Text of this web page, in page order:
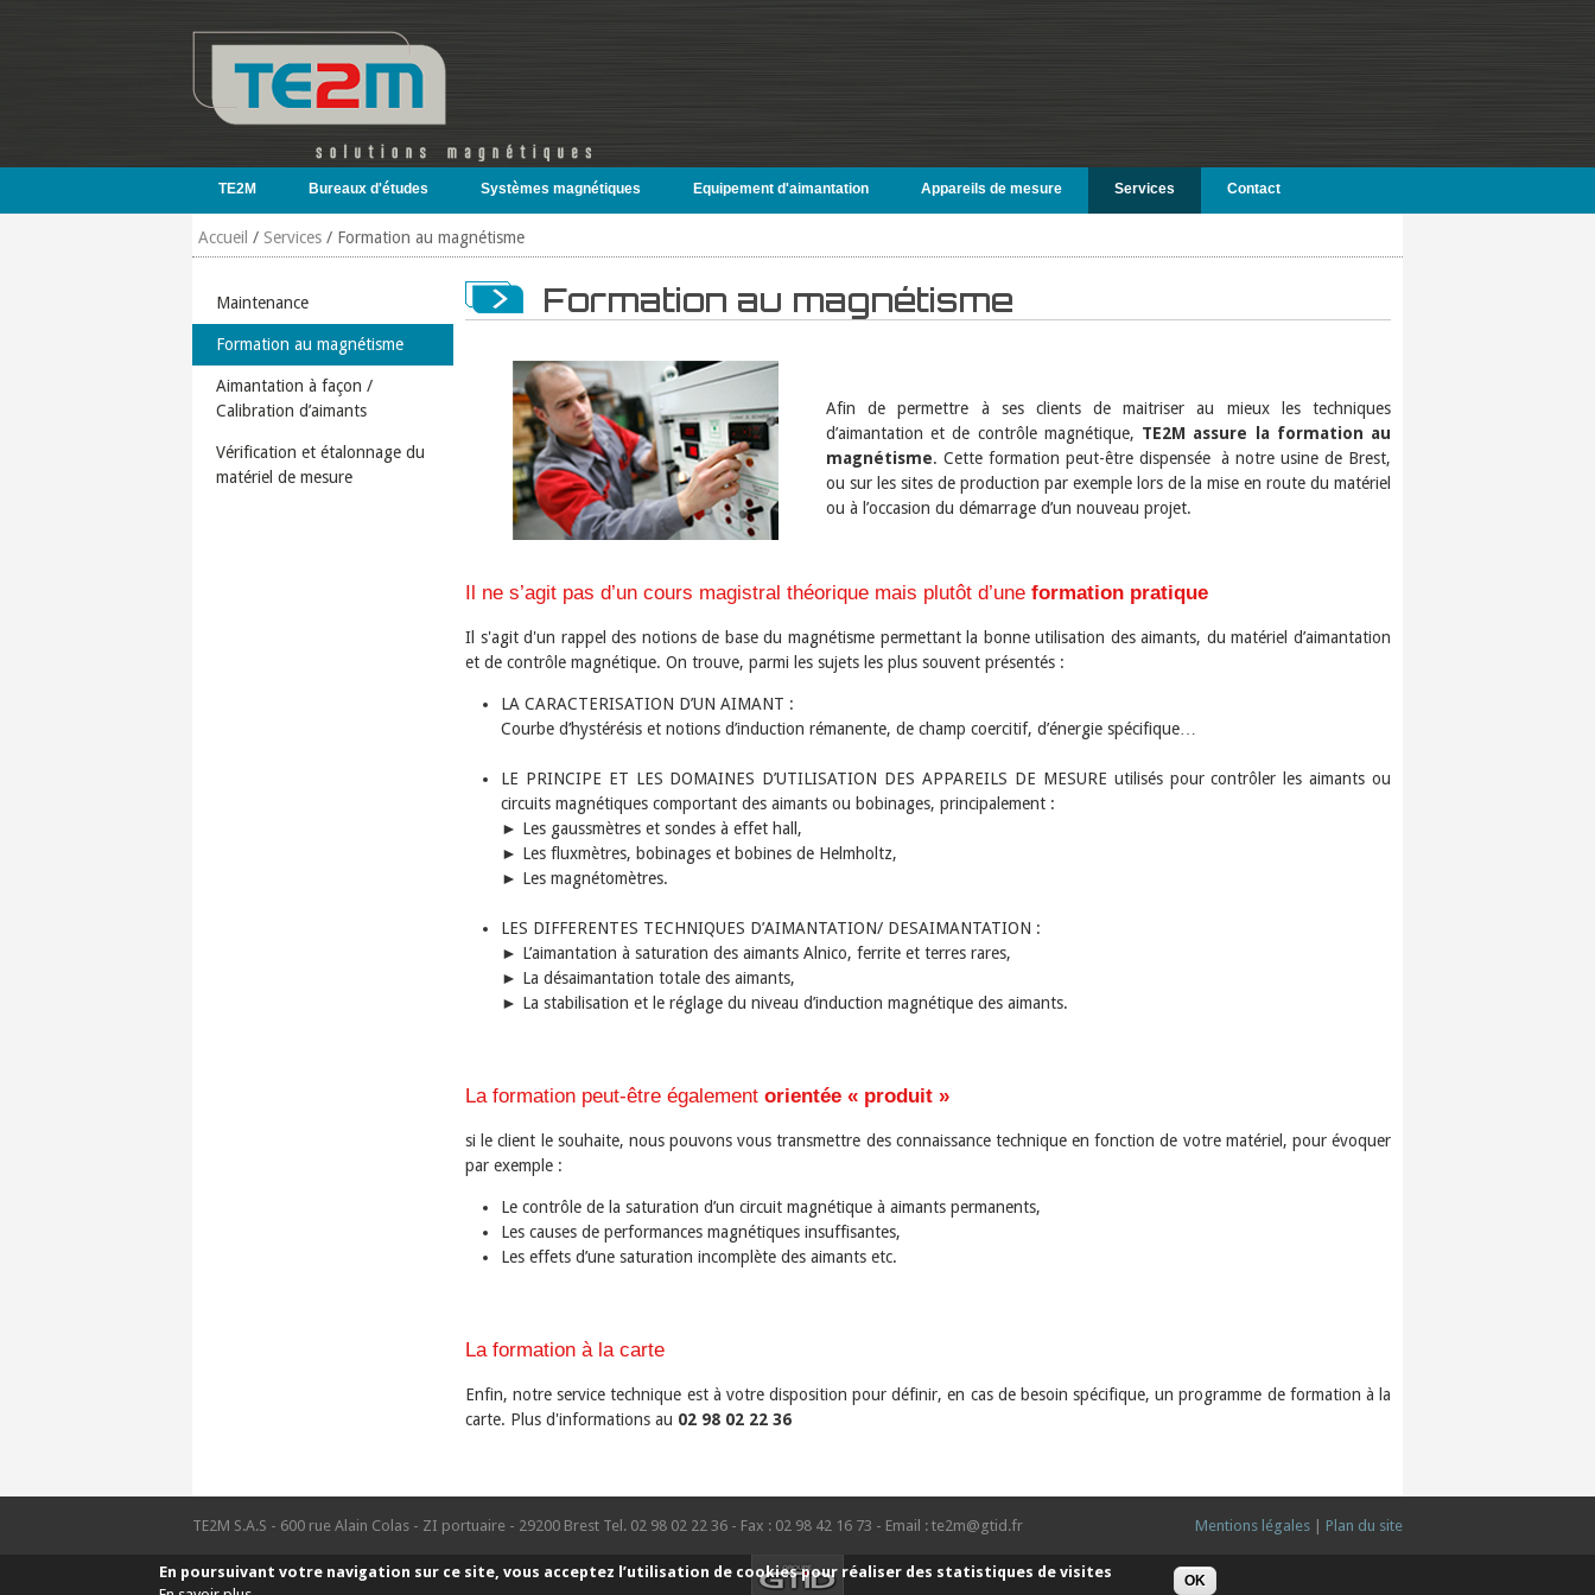
TE2M Bureaux d'études Systèmes magnétiques Equipement d'aimantation Appareils de mesure Services Contact
Accueil / Services / Formation au magnétisme
Maintenance
Formation au magnétisme
Aimantation à façon /
Calibration d’aimants
Vérification et étalonnage du
matériel de mesure
Formation au magnétisme
Afin de permettre à ses clients de maitriser au mieux les techniques
d’aimantation et de contrôle magnétique, TE2M assure la formation au
magnétisme. Cette formation peut-être dispensée à notre usine de Brest,
ou sur les sites de production par exemple lors de la mise en route du matériel
ou à l’occasion du démarrage d’un nouveau projet.
Il ne s’agit pas d’un cours magistral théorique mais plutôt d’une formation pratique
Il s'agit d'un rappel des notions de base du magnétisme permettant la bonne utilisation des aimants, du matériel d’aimantation
et de contrôle magnétique. On trouve, parmi les sujets les plus souvent présentés :
LA CARACTERISATION D’UN AIMANT :
Courbe d’hystérésis et notions d’induction rémanente, de champ coercitif, d’énergie spécifique…
LE PRINCIPE ET LES DOMAINES D’UTILISATION DES APPAREILS DE MESURE utilisés pour contrôler les aimants ou
circuits magnétiques comportant des aimants ou bobinages, principalement :
► Les gaussmètres et sondes à effet hall,
► Les fluxmètres, bobinages et bobines de Helmholtz,
► Les magnétomètres.
LES DIFFERENTES TECHNIQUES D’AIMANTATION/ DESAIMANTATION :
► L’aimantation à saturation des aimants Alnico, ferrite et terres rares,
► La désaimantation totale des aimants,
► La stabilisation et le réglage du niveau d’induction magnétique des aimants.
​La formation peut-être également orientée « produit »
si le client le souhaite, nous pouvons vous transmettre des connaissance technique en fonction de votre matériel, pour évoquer
par exemple :
Le contrôle de la saturation d’un circuit magnétique à aimants permanents,
Les causes de performances magnétiques insuffisantes,
Les effets d’une saturation incomplète des aimants etc.
La formation à la carte
Enfin, notre service technique est à votre disposition pour définir, en cas de besoin spécifique, un programme de formation à la
carte. Plus d'informations au 02 98 02 22 36
TE2M S.A.S - 600 rue Alain Colas - ZI portuaire - 29200 Brest Tel. 02 98 02 22 36 - Fax : 02 98 42 16 73 - Email : te2m@gtid.fr Mentions légales Plan du site
En poursuivant votre navigation sur ce site, vous acceptez l’utilisation de cookies pour réaliser des statistiques de visites
OK